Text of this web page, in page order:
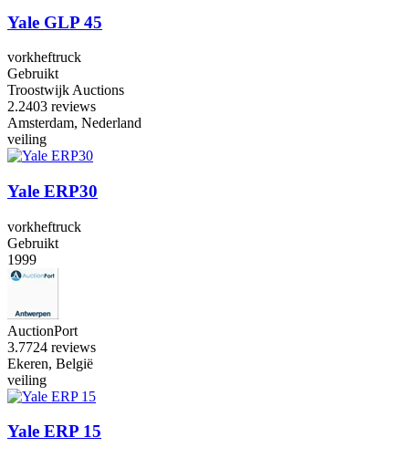
Yale GLP 45
vorkheftruck
Gebruikt
Troostwijk Auctions
2.2403 reviews
Amsterdam, Nederland
veiling
Yale ERP30
vorkheftruck
Gebruikt
1999
AuctionPort
3.7724 reviews
Ekeren, België
veiling
Yale ERP 15